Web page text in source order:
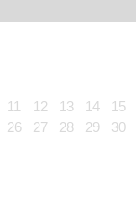
11 12 13 14
15
26 27 28 29
30